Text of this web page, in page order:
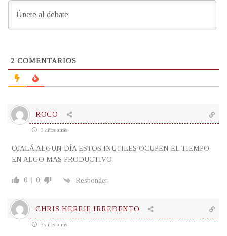
2 COMENTARIOS
ROCO
3 años atrás
OJALÁ ALGUN DÍA ESTOS INUTILES OCUPEN EL TIEMPO
EN ALGO MAS PRODUCTIVO
0 0 Responder
CHRIS HEREJE IRREDENTO
3 años atrás